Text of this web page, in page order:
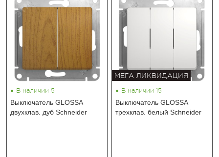
• В наличии 5
Выключатель GLOSSA
двухклав. дуб Schneider
МЕГА ЛИКВИДАЦИЯ
• В наличии 15
Выключатель GLOSSA
трехклав. белый Schneider